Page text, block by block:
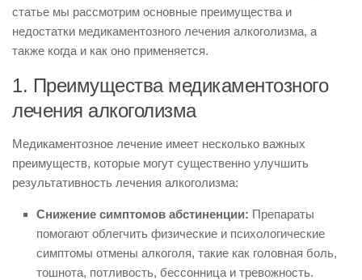
статье мы рассмотрим основные преимущества и
недостатки медикаментозного лечения алкоголизма, а
также когда и как оно применяется.
1. Преимущества медикаментозного
лечения алкоголизма
Медикаментозное лечение имеет несколько важных
преимуществ, которые могут существенно улучшить
результативность лечения алкоголизма:
Снижение симптомов абстиненции: Препараты
помогают облегчить физические и психологические
симптомы отмены алкоголя, такие как головная боль,
тошнота, потливость, бессонница и тревожность.